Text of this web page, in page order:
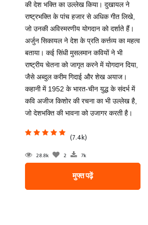
की देश भक्ति का उल्लेख किया। दुखायल ने
राष्ट्रभक्ति के पांच हजार से अधिक गीत लिखे,
जो उनकी अविस्मरणीय योगदान को दर्शाते हैं।
अर्जुन सिकायल ने देश के प्रति कर्त्तव्य का महत्व
बताया। कई सिंधी मुसलमान कवियों ने भी
राष्ट्रीय चेतना को जागृत करने में योगदान दिया,
जैसे अब्दुल करीम गिदाई और शेख अयाज।
कहानी में 1952 के भारत-चीन युद्ध के संदर्भ में
कवि अजीज किशोर की रचना का भी उल्लेख है,
जो देशभक्ति की भावना को उजागर करती है।
(7.4k)
28.8k 2 7k
मुफ्त पढ़ें